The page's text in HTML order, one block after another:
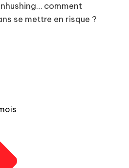
comment
se mettre en risque ?